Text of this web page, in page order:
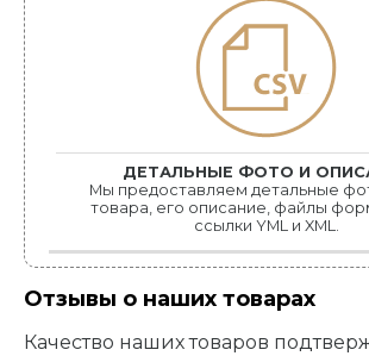
ДЕТАЛЬНЫЕ ФОТО И
Мы предоставляем детальные
товара, его описание, файлы
ссылки YML и XML.
Отзывы о наших товарах
Качество наших товаров